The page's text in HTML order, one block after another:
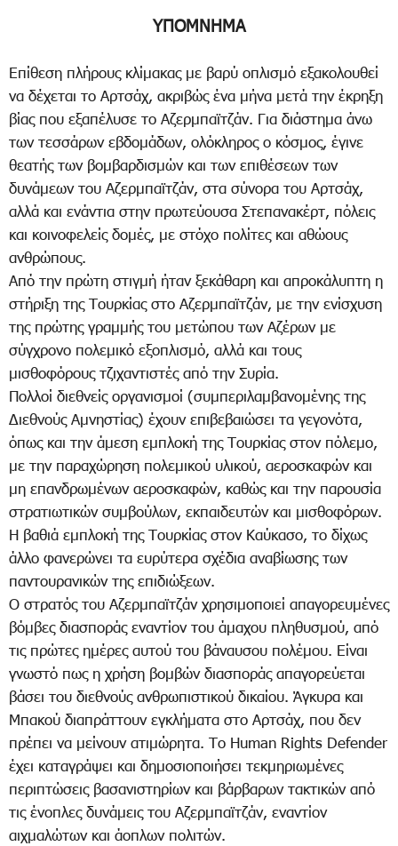
ΥΠΟΜΝΗΜΑ
Επίθεση πλήρους κλίμακας με βαρύ οπλισμό εξακολουθεί
να δέχεται το Αρτσάχ, ακριβώς ένα μήνα μετά την έκρηξη
βίας που εξαπέλυσε το Αζερμπαϊτζάν. Για διάστημα άνω
των τεσσάρων εβδομάδων, ολόκληρος ο κόσμος, έγινε
θεατής των βομβαρδισμών και των επιθέσεων των
δυνάμεων του Αζερμπαϊτζάν, στα σύνορα του Αρτσάχ,
αλλά και ενάντια στην πρωτεύουσα Στεπανακέρτ, πόλεις
και κοινοφελείς δομές, με στόχο πολίτες και αθώους
ανθρώπους.
Από την πρώτη στιγμή ήταν ξεκάθαρη και απροκάλυπτη η
στήριξη της Τουρκίας στο Αζερμπαϊτζάν, με την ενίσχυση
της πρώτης γραμμής του μετώπου των Αζέρων με
σύγχρονο πολεμικό εξοπλισμό, αλλά και τους
μισθοφόρους τζιχαντιστές από την Συρία.
Πολλοί διεθνείς οργανισμοί (συμπεριλαμβανομένης της
Διεθνούς Αμνηστίας) έχουν επιβεβαιώσει τα γεγονότα,
όπως και την άμεση εμπλοκή της Τουρκίας στον πόλεμο,
με την παραχώρηση πολεμικού υλικού, αεροσκαφών και
μη επανδρωμένων αεροσκαφών, καθώς και την παρουσία
στρατιωτικών συμβούλων, εκπαιδευτών και μισθοφόρων.
Η βαθιά εμπλοκή της Τουρκίας στον Καύκασο, το δίχως
άλλο φανερώνει τα ευρύτερα σχέδια αναβίωσης των
παντουρανικών της επιδιώξεων.
Ο στρατός του Αζερμπαϊτζάν χρησιμοποιεί απαγορευμένες
βόμβες διασποράς εναντίον του άμαχου πληθυσμού, από
τις πρώτες ημέρες αυτού του βάναυσου πολέμου. Είναι
γνωστό πως η χρήση βομβών διασποράς απαγορεύεται
βάσει του διεθνούς ανθρωπιστικού δικαίου. Άγκυρα και
Μπακού διαπράττουν εγκλήματα στο Αρτσάχ, που δεν
πρέπει να μείνουν ατιμώρητα. Το Human Rights Defender
έχει καταγράψει και δημοσιοποιήσει τεκμηριωμένες
περιπτώσεις βασανιστηρίων και βάρβαρων τακτικών από
τις ένοπλες δυνάμεις του Αζερμπαϊτζάν, εναντίον
αιχμαλώτων και άοπλων πολιτών.